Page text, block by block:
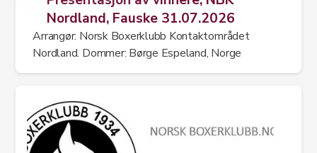
Nordland, Fauske 31.07.2026
Arrangør: Norsk Boxerklubb Kontaktområdet
Nordland. Dommer: Børge Espeland, Norge